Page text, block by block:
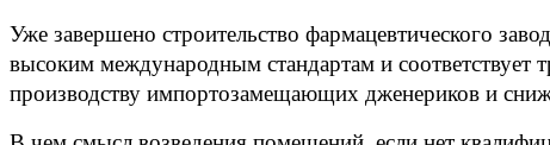
Уже завершено строительство фармацевтического
высоким международным стандартам и
производству импортозамещающих дженериков и